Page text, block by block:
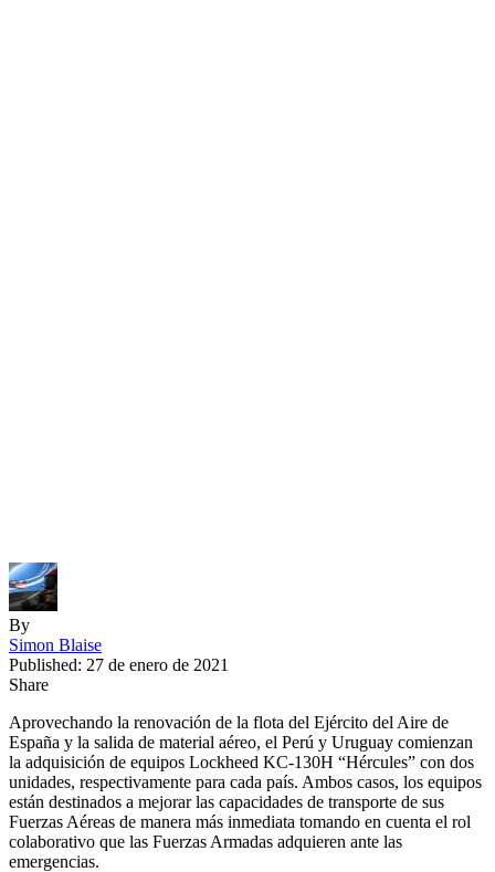
By
Simon Blaise
Published: 27 de enero de 2021
Share
Aprovechando la renovación de la flota del Ejército del Aire de
España y la salida de material aéreo, el Perú y Uruguay comienzan
la adquisición de equipos Lockheed KC-130H “Hércules” con dos
unidades, respectivamente para cada país. Ambos casos, los equipos
están destinados a mejorar las capacidades de transporte de sus
Fuerzas Aéreas de manera más inmediata tomando en cuenta el rol
colaborativo que las Fuerzas Armadas adquieren ante las
emergencias.